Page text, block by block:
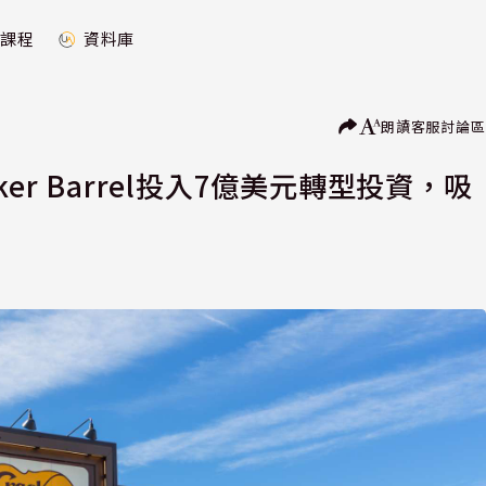
課程 資料庫
朗讀客服討論區
Barrel投入7億美元轉型投資，吸